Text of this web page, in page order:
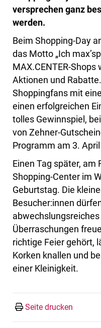
versprechen ganz
werden.
Beim Shopping-Day
das Motto „Ich
MAX.CENTER-
Aktionen und
Shoppingfans mit
einen erfolgreichen
tolles Gewinnspiel,
von Zehner-
Programm am 3.
Einen Tag später, am
Shopping-Center im
Geburtstag. Die
Besucher:innen
Überraschungen
richtige Feier gehört,
Korken knallen und
einer Kleinigkeit.
Seite drucken